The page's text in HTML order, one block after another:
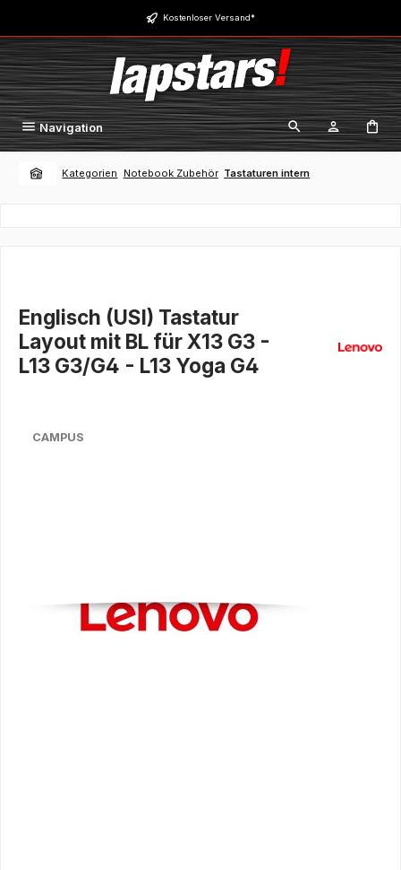
Zum Hauptinhalt springen Kostenloser Versand*
Navigation
Kategorien Notebook Zubehör Tastaturen intern
Englisch (USI) Tastatur
Layout mit BL für X13 G3 -
L13 G3/G4 - L13 Yoga G4
CAMPUS